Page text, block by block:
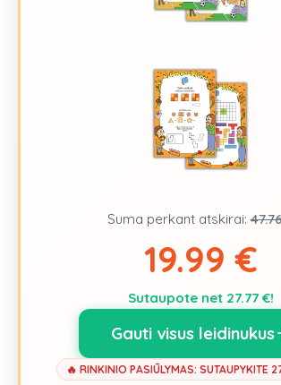
🔥 RINKINIO PASIŪLYMAS: SUTAUPYKITE
Suma perkant atskirai:
19.99 €
Sutaupote net 27.77€!
Gauti visus leidinukus